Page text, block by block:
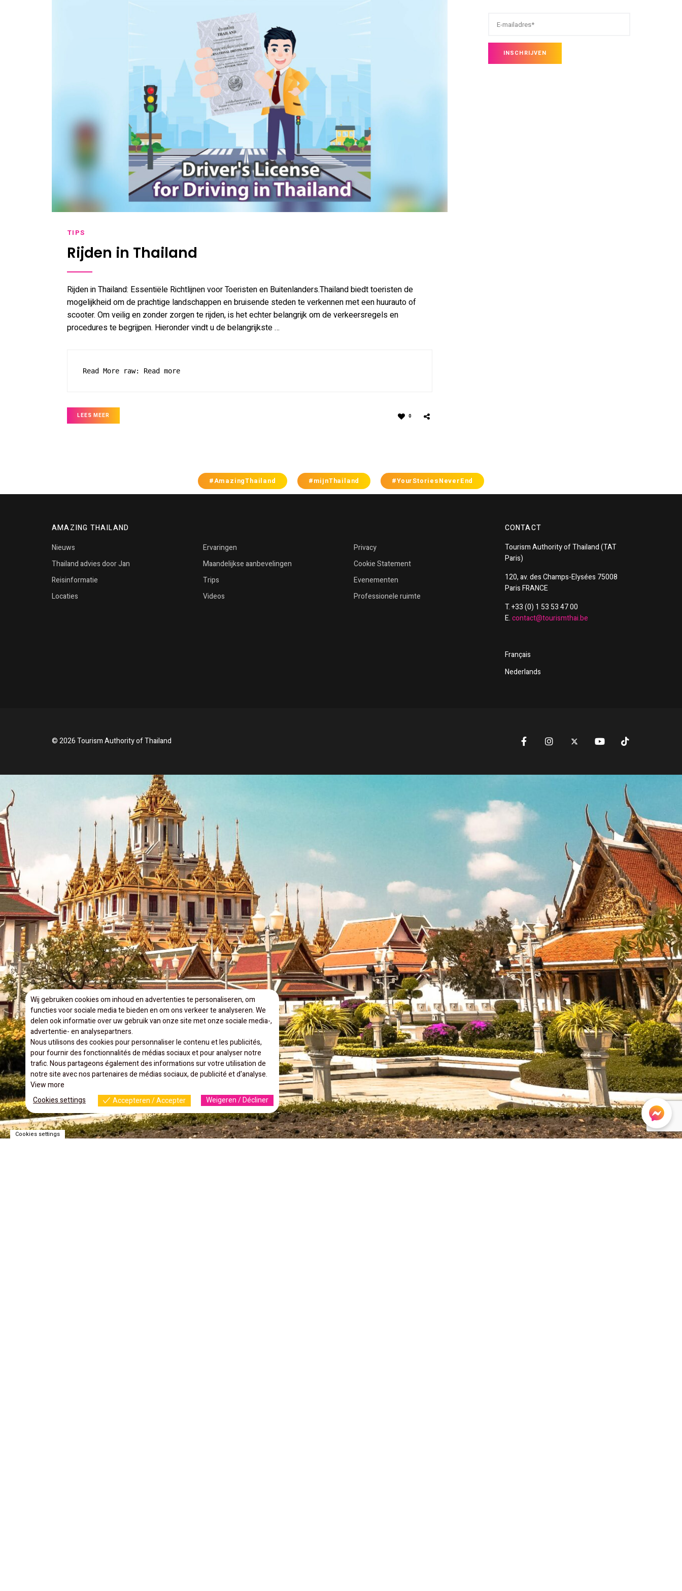
TIPS
Rijden in Thailand
Rijden in Thailand: Essentiële Richtlijnen voor Toeristen en Buitenlanders.Thailand biedt toeristen de
mogelijkheid om de prachtige landschappen en bruisende steden te verkennen met een huurauto of
scooter. Om veilig en zonder zorgen te rijden, is het echter belangrijk om de verkeersregels en
procedures te begrijpen. Hieronder vindt u de belangrijkste …
Read More raw: Read more
LEES MEER 0
#AmazingThailand #mijnThailand #YourStoriesNeverEnd
AMAZING THAILAND
Nieuws
Thailand advies door Jan
Reisinformatie
Locaties
Ervaringen
Maandelijkse aanbevelingen
Trips
Videos
Privacy
Cookie Statement
Evenementen
Professionele ruimte
CONTACT
TourismAuthority ofThailand(TAT
Paris)
120, av. des Champs-Elysées 75008
Paris FRANCE
T. +33 (0) 1 53 53 47 00
E.contact@tourismthai.be
Français
Nederlands
© 2026 Tourism Authority of Thailand
Wij gebruiken cookies om inhoud en advertenties te personaliseren, om
functies voor sociale media te bieden en om ons verkeer te analyseren. We
delen ook informatie over uw gebruik van onze site met onze sociale media-,
advertentie- en analysepartners.
Nous utilisons des cookies pour personnaliser le contenu et les publicités,
pour fournir des fonctionnalités de médias sociaux et pour analyser notre
trafic. Nous partageons également des informations sur votre utilisation de
notre site avec nos partenaires de médias sociaux, de publicité et d'analyse.
View more
Cookies settings
Accepteren / Accepter Weigeren / Décliner
Cookies settings